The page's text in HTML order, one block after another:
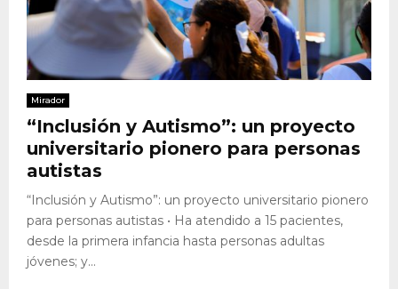
Mirador
“Inclusión y Autismo”: un proyecto
universitario pionero para personas
autistas
“Inclusión y Autismo”: un proyecto universitario pionero
para personas autistas • Ha atendido a 15 pacientes,
desde la primera infancia hasta personas adultas
jóvenes; y...